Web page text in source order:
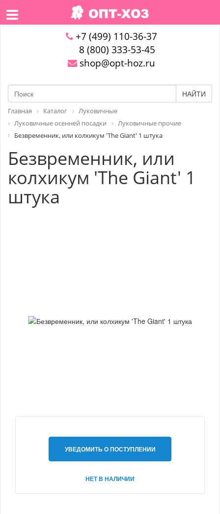
+7 (499) 110-36-37
8 (800) 333-53-45
shop@opt-hoz.ru
НАЙТИ
Главная Каталог
Луковичные
Луковичные осенней посадки
Луковичные прочие
Безвременник, или колхикум 'The Giant' 1 штука
Безвременник, или
колхикум 'The Giant' 1
штука
УВЕДОМИТЬ О ПОСТУПЛЕНИИ
НЕТ В НАЛИЧИИ